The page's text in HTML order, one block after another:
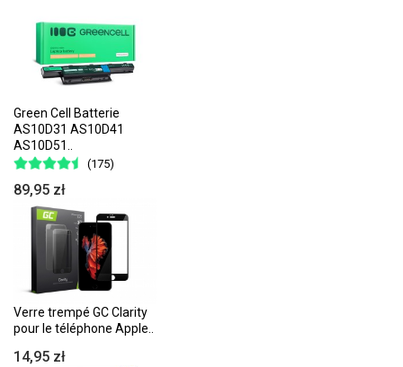
Green Cell Batterie
AS10D31 AS10D41
AS10D51..
(175)
89,95 zł
Verre trempé GC Clarity
pour le téléphone Apple..
14,95 zł